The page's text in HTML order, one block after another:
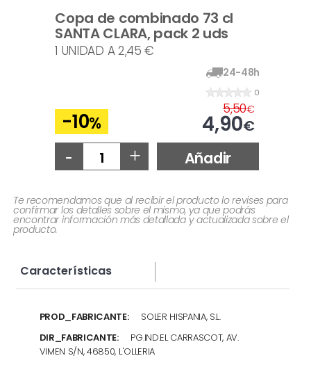
Copa de combinado 73 cl
SANTA CLARA, pack 2 uds
24-48h
0
-10%
5,50€
4,90€
1 UNIDAD A 2,45 €
- + Añadir
Te recomendamos que al recibir el producto lo revises para
confirmar los detalles sobre el mismo, ya que podrás
encontrar información más detallada y actualizada sobre el
producto.
Características
PROD_FABRICANTE:
SOLER HISPANIA, S.L.
DIR_FABRICANTE:
PG.IND.EL CARRASCOT, AV.
VIMEN S/N, 46850, L'OLLERIA